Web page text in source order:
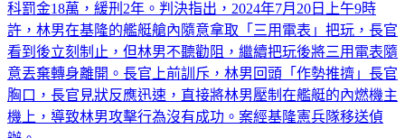
科罰金18萬，緩刑2年。判決指出，2024年7月20日上午9時
許，林男在基隆的艦艇艙內隨意拿取「三用電表」把玩，長官
看到後立刻制止，但林男不聽勸阻，繼續把玩後將三用電表隨
意丟棄轉身離開。長官上前訓斥，林男回頭「作勢推擠」長官
胸口，長官見狀反應迅速，直接將林男壓制在艦艇的內燃機主
機上，導致林男攻擊行為沒有成功。案經基隆憲兵隊移送偵